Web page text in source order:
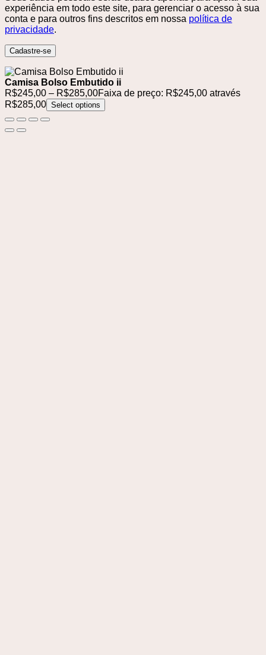
experiência em todo este site, para gerenciar o acesso à sua
conta e para outros fins descritos em nossa política de
privacidade.
Cadastre-se
Camisa Bolso Embutido ii
R$245,00 – R$285,00Faixa de preço: R$245,00 através
R$285,00 Select options